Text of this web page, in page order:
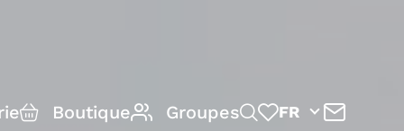
Boutique Groupes FR